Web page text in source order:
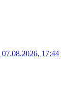
07.08.2026, 17:44